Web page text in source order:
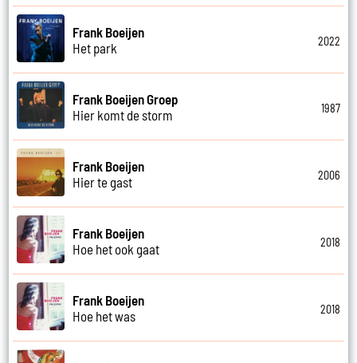
Frank Boeijen
Het park
2022
Frank Boeijen Groep
Hier komt de storm
1987
Frank Boeijen
Hier te gast
2006
Frank Boeijen
Hoe het ook gaat
2018
Frank Boeijen
Hoe het was
2018